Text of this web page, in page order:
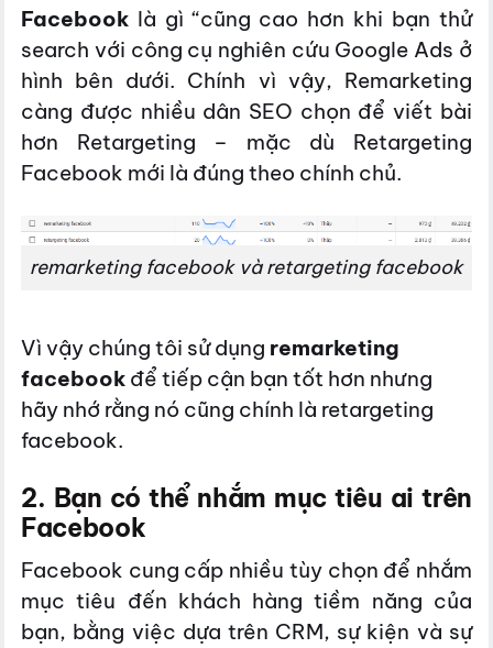
Facebook là gì “cũng cao hơn khi bạn thử
search với công cụ nghiên cứu Google Ads ở
hình bên dưới. Chính vì vậy, Remarketing
càng được nhiều dân SEO chọn để viết bài
hơn Retargeting – mặc dù Retargeting
Facebook mới là đúng theo chính chủ.
remarketing facebook và retargeting facebook
Vì vậy chúng tôi sử dụng remarketing
facebook để tiếp cận bạn tốt hơn nhưng
hãy nhớ rằng nó cũng chính là retargeting
facebook.
2. Bạn có thể nhắm mục tiêu ai trên
Facebook
Facebook cung cấp nhiều tùy chọn để nhắm
mục tiêu đến khách hàng tiềm năng của
bạn, bằng việc dựa trên CRM, sự kiện và sự